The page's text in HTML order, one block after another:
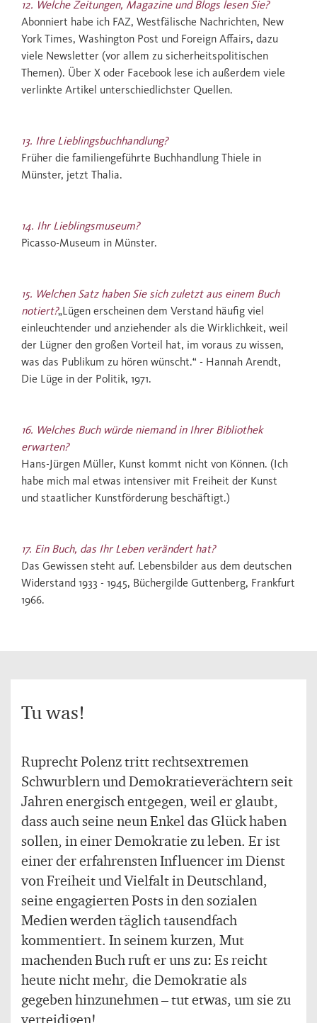
12. Welche Zeitungen, Magazine und Blogs lesen Sie?
Abonniert habe ich FAZ, Westfälische Nachrichten, New
York Times, Washington Post und Foreign Affairs, dazu
viele Newsletter (vor allem zu sicherheitspolitischen
Themen). Über X oder Facebook lese ich außerdem viele
verlinkte Artikel unterschiedlichster Quellen.
13. Ihre Lieblingsbuchhandlung?
Früher die familiengeführte Buchhandlung Thiele in
Münster, jetzt Thalia.
14. Ihr Lieblingsmuseum?
Picasso-Museum in Münster.
15. Welchen Satz haben Sie sich zuletzt aus einem Buch
notiert?„Lügen erscheinen dem Verstand häufig viel
einleuchtender und anziehender als die Wirklichkeit, weil
der Lügner den großen Vorteil hat, im voraus zu wissen,
was das Publikum zu hören wünscht.“ - Hannah Arendt,
Die Lüge in der Politik, 1971.
16. Welches Buch würde niemand in Ihrer Bibliothek
erwarten?
Hans-Jürgen Müller, Kunst kommt nicht von Können. (Ich
habe mich mal etwas intensiver mit Freiheit der Kunst
und staatlicher Kunstförderung beschäftigt.)
17. Ein Buch, das Ihr Leben verändert hat?
Das Gewissen steht auf. Lebensbilder aus dem deutschen
Widerstand 1933 - 1945, Büchergilde Guttenberg, Frankfurt
1966.
Tu was!
Ruprecht Polenz tritt rechtsextremen
Schwurblern und Demokratieverächtern seit
Jahren energisch entgegen, weil er glaubt,
dass auch seine neun Enkel das Glück haben
sollen, in einer Demokratie zu leben. Er ist
einer der erfahrensten Influencer im Dienst
von Freiheit und Vielfalt in Deutschland,
seine engagierten Posts in den sozialen
Medien werden täglich tausendfach
kommentiert. In seinem kurzen, Mut
machenden Buch ruft er uns zu: Es reicht
heute nicht mehr, die Demokratie als
gegeben hinzunehmen – tut etwas, um sie zu